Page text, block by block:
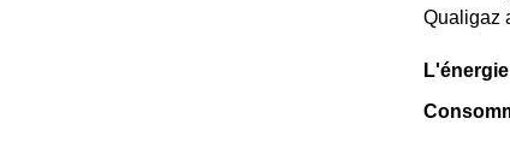
Qualigaz